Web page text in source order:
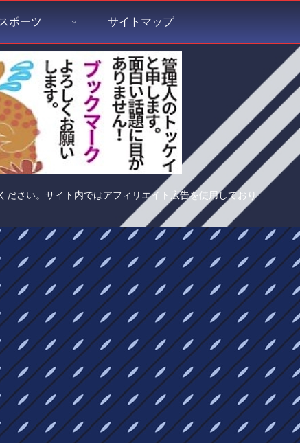
さい。サイト内ではアフィリエイト広告を使用しており
スポーツ サイトマップ